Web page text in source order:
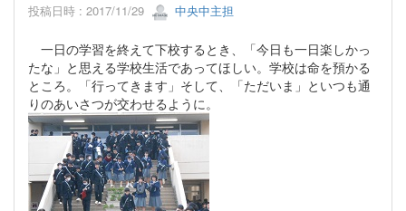
投稿日時 : 2017/11/29 中央中主担
一日の学習を終えて下校するとき、「今日も一日楽しかっ
たな」と思える学校生活であってほしい。学校は命を預かる
ところ。「行ってきます」そして、「ただいま」といつも通
りのあいさつが交わせるように。